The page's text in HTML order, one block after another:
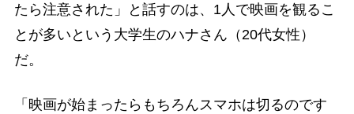
たら注意された」と話すのは、1人で映画を観るこ
とが多いという大学生のハナさん（20代女性）
だ。
「映画が始まったらもちろんスマホは切るのです